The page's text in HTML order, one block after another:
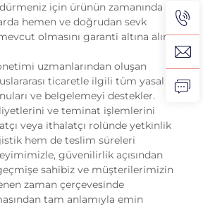
için ürünün zamanında
hemen ve doğrudan sevk
olmasını garanti altına alır.
uzmanlarından oluşan
ticaretle ilgili tüm yasal
ve belgelemeyi destekler.
ve teminat işlemlerini
veya ithalatçı rolünde yetkinlik
hem de teslim süreleri
güvenilirlik açısından
sahibiz ve müşterilerimizin
zaman çerçevesinde
tam anlamıyla emin